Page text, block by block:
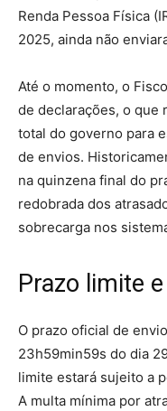
Renda Pessoa Física
2025, ainda não
Até o momento, o
de declarações, o que
total do governo para
de envios.
na quinzena final do
redobrada dos
sobrecarga nos
Prazo limite
O prazo oficial de
23h59min59s do dia
limite estará sujeito a
A multa mínima por